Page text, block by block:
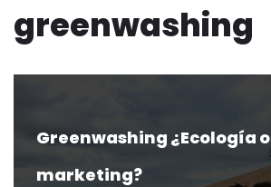
greenwashing
Greenwashing ¿Ecología o
marketing?